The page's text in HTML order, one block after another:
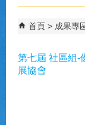
首頁 成果專
第七屆 社區組-
展協會